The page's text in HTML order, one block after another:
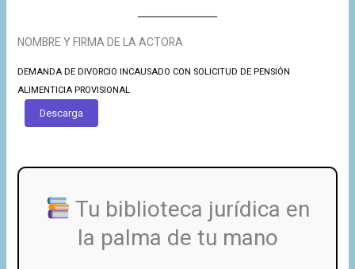
NOMBRE Y FIRMA DE LA ACTORA
DEMANDA DE DIVORCIO INCAUSADO CON SOLICITUD DE PENSIÓN
ALIMENTICIA PROVISIONAL
Descarga
Tu biblioteca jurídica en
la palma de tu mano